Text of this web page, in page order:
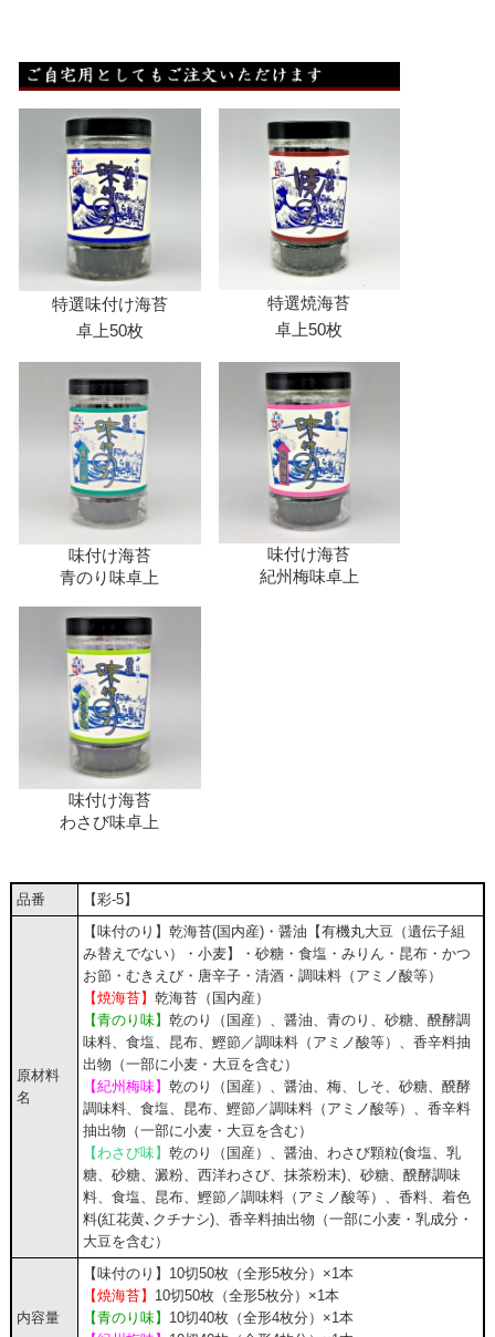
特選味付け海苔
卓上50枚
特選焼海苔
卓上50枚
味付け海苔
青のり味卓上
味付け海苔
紀州梅味卓上
味付け海苔
わさび味卓上
品番 【彩-5】
原材料
名
【味付のり】乾海苔(国内産)・醤油【有機丸大豆（遺伝子組
み替えでない）・小麦】・砂糖・食塩・みりん・昆布・かつ
お節・むきえび・唐辛子・清酒・調味料（アミノ酸等）
【焼海苔】 乾海苔（国内産）
【青のり味】 乾のり（国産）、醤油、青のり、砂糖、醗酵調
味料、食塩、昆布、鰹節／調味料（アミノ酸等）、香辛料抽
出物（一部に小麦・大豆を含む）
【紀州梅味】 乾のり（国産）、醤油、梅、しそ、砂糖、醗酵
調味料、食塩、昆布、鰹節／調味料（アミノ酸等）、香辛料
抽出物（一部に小麦・大豆を含む）
【わさび味】 乾のり（国産）、醤油、わさび顆粒(食塩、乳
糖、砂糖、澱粉、西洋わさび、抹茶粉末)、砂糖、醗酵調味
料、食塩、昆布、鰹節／調味料（アミノ酸等）、香料、着色
料(紅花黄､クチナシ)、香辛料抽出物（一部に小麦・乳成分・
大豆を含む）
内容量
【味付のり】10切50枚（全形5枚分）×1本
【焼海苔】 10切50枚（全形5枚分）×1本
【青のり味】 10切40枚（全形4枚分）×1本